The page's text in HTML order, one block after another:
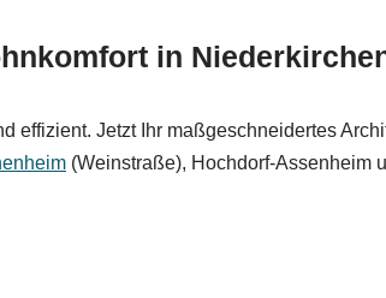
in
effizient. Jetzt Ihr maßgeschneidertes
(Weinstraße), Hochdorf-Assenheim